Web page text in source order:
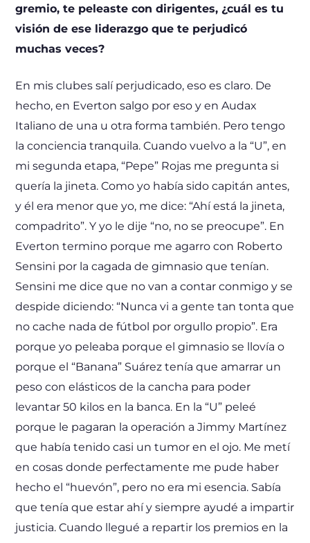
gremio, te peleaste con dirigentes, ¿cuál es tu
visión de ese liderazgo que te perjudicó
muchas veces?
En mis clubes salí perjudicado, eso es claro. De
hecho, en Everton salgo por eso y en Audax
Italiano de una u otra forma también. Pero tengo
la conciencia tranquila. Cuando vuelvo a la “U”, en
mi segunda etapa, “Pepe” Rojas me pregunta si
quería la jineta. Como yo había sido capitán antes,
y él era menor que yo, me dice: “Ahí está la jineta,
compadrito”. Y yo le dije “no, no se preocupe”. En
Everton termino porque me agarro con Roberto
Sensini por la cagada de gimnasio que tenían.
Sensini me dice que no van a contar conmigo y se
despide diciendo: “Nunca vi a gente tan tonta que
no cache nada de fútbol por orgullo propio”. Era
porque yo peleaba porque el gimnasio se llovía o
porque el “Banana” Suárez tenía que amarrar un
peso con elásticos de la cancha para poder
levantar 50 kilos en la banca. En la “U” peleé
porque le pagaran la operación a Jimmy Martínez
que había tenido casi un tumor en el ojo. Me metí
en cosas donde perfectamente me pude haber
hecho el “huevón”, pero no era mi esencia. Sabía
que tenía que estar ahí y siempre ayudé a impartir
justicia. Cuando llegué a repartir los premios en la